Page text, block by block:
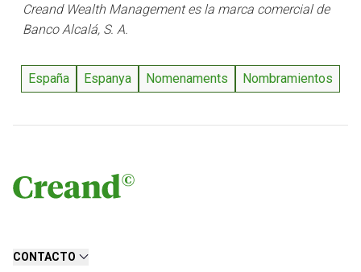
Creand Wealth Management es la marca comercial de
Banco Alcalá, S. A.
España Espanya Nomenaments Nombramientos
CONTACTO